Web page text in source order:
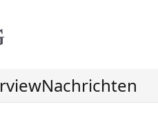
Nachrichten